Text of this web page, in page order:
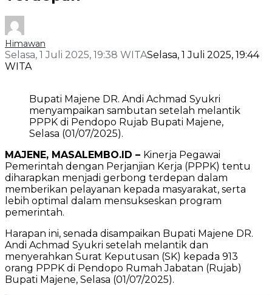
Himawan
Selasa, 1 Juli 2025, 19:38 WITASelasa, 1 Juli 2025, 19:44
WITA
Bupati Majene DR. Andi Achmad Syukri
menyampaikan sambutan setelah melantik
PPPK di Pendopo Rujab Bupati Majene,
Selasa (01/07/2025).
MAJENE, MASALEMBO.ID – Kinerja Pegawai
Pemerintah dengan Perjanjian Kerja (PPPK) tentu
diharapkan menjadi gerbong terdepan dalam
memberikan pelayanan kepada masyarakat, serta
lebih optimal dalam mensukseskan program
pemerintah.
Harapan ini, senada disampaikan Bupati Majene DR.
Andi Achmad Syukri setelah melantik dan
menyerahkan Surat Keputusan (SK) kepada 913
orang PPPK di Pendopo Rumah Jabatan (Rujab)
Bupati Majene, Selasa (01/07/2025).